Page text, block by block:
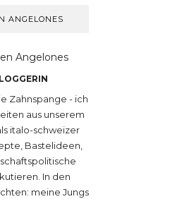
ANGELONES
Zahnspange - ich
aus unserem
italo-schweizer
Bastelideen,
In den
meine Jungs